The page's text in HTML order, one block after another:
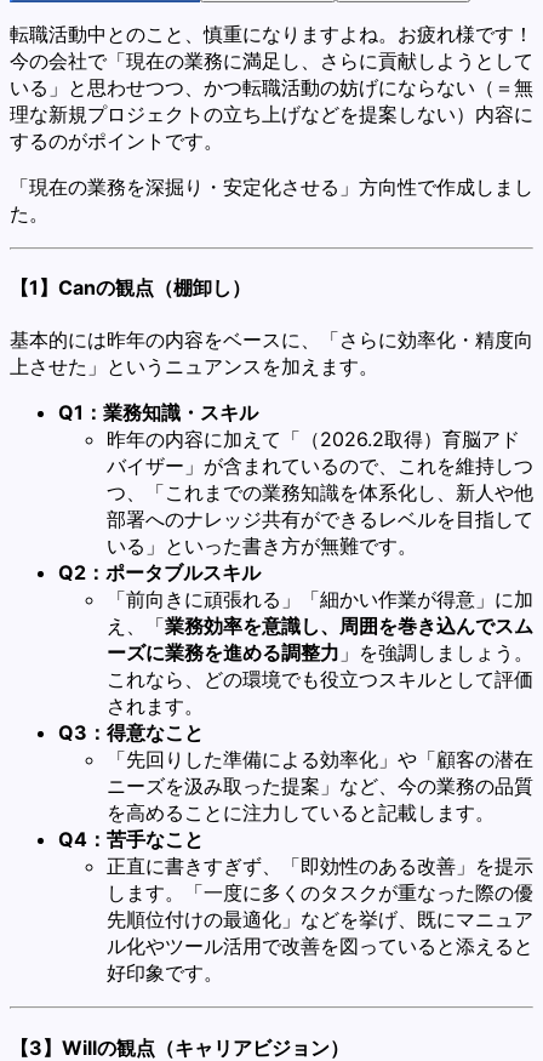
転職活動中とのこと、慎重になりますよね。お疲れ様です！
今の会社で「現在の業務に満足し、さらに貢献しようとして
いる」と思わせつつ、かつ転職活動の妨げにならない（＝無
理な新規プロジェクトの立ち上げなどを提案しない）内容に
するのがポイントです。
「現在の業務を深掘り・安定化させる」方向性で作成しまし
た。
【1】Canの観点（棚卸し）
基本的には昨年の内容をベースに、「さらに効率化・精度向
上させた」というニュアンスを加えます。
Q1：業務知識・スキル
昨年の内容に加えて「（2026.2取得）育脳アド
バイザー」が含まれているので、これを維持しつ
つ、「これまでの業務知識を体系化し、新人や他
部署へのナレッジ共有ができるレベルを目指して
いる」といった書き方が無難です。
Q2：ポータブルスキル
「前向きに頑張れる」「細かい作業が得意」に加
え、「業務効率を意識し、周囲を巻き込んでスム
ーズに業務を進める調整力 」を強調しましょう。
これなら、どの環境でも役立つスキルとして評価
されます。
Q3：得意なこと
「先回りした準備による効率化」や「顧客の潜在
ニーズを汲み取った提案」など、今の業務の品質
を高めることに注力していると記載します。
Q4：苦手なこと
正直に書きすぎず、「即効性のある改善」を提示
します。「一度に多くのタスクが重なった際の優
先順位付けの最適化」などを挙げ、既にマニュア
ル化やツール活用で改善を図っていると添えると
好印象です。
【3】Willの観点（キャリアビジョン）